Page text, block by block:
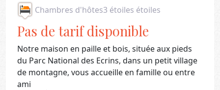
Chambres d'hôtes3 étoiles étoiles
Pas de tarif disponible
Notre maison en paille et bois, située aux pieds
du Parc National des Ecrins, dans un petit village
de montagne, vous accueille en famille ou entre
ami